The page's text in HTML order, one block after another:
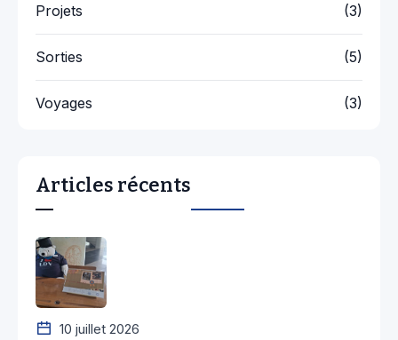
Projets (3)
Sorties (5)
Voyages (3)
Articles récents
10 juillet 2026